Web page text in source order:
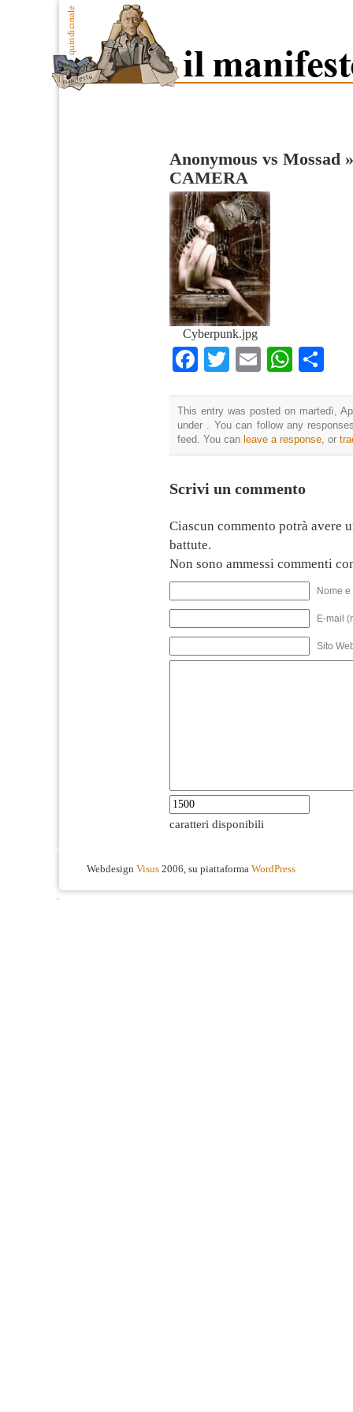
Anonymous vs Mossad
CAMERA
Cyberpunk.jpg
Facebook
TwitterEmail
This entry was posted on martedì,
under . You can follow any
feed. You can leave a response , or
Scrivi un commento
Ciascun commento potrà avere
battute.
Non sono ammessi commenti
Nome
E-mail
Sito
caratteri disponibili
Webdesign Visus 2006, su piattaforma WordPress